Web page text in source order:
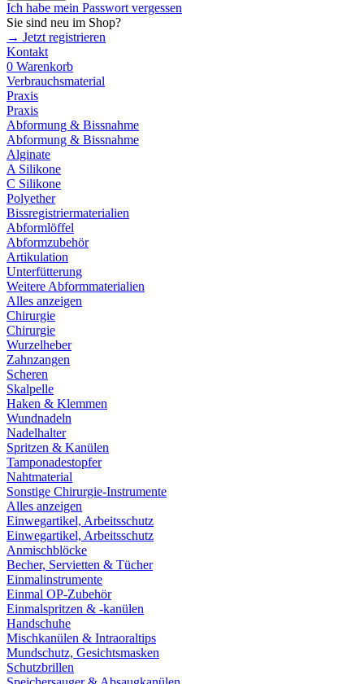
Ich habe mein Passwort vergessen
Sie sind neu im Shop?
→ Jetzt registrieren
Kontakt
0 Warenkorb
Verbrauchsmaterial
Praxis
Praxis
Abformung & Bissnahme
Abformung & Bissnahme
Alginate
A Silikone
C Silikone
Polyether
Bissregistriermaterialien
Abformlöffel
Abformzubehör
Artikulation
Unterfütterung
Weitere Abformmaterialien
Alles anzeigen
Chirurgie
Chirurgie
Wurzelheber
Zahnzangen
Scheren
Skalpelle
Haken & Klemmen
Wundnadeln
Nadelhalter
Spritzen & Kanülen
Tamponadestopfer
Nahtmaterial
Sonstige Chirurgie-Instrumente
Alles anzeigen
Einwegartikel, Arbeitsschutz
Einwegartikel, Arbeitsschutz
Anmischblöcke
Becher, Servietten & Tücher
Einmalinstrumente
Einmal OP-Zubehör
Einmalspritzen & -kanülen
Handschuhe
Mischkanülen & Intraoraltips
Mundschutz, Gesichtsmasken
Schutzbrillen